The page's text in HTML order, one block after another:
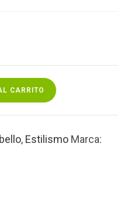
CARRITO
, Estilismo Marca: